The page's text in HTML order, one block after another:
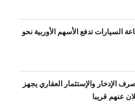
تدفع الأسهم الأوربية نحو
الإدخار والإستثمار العقاري يجهز